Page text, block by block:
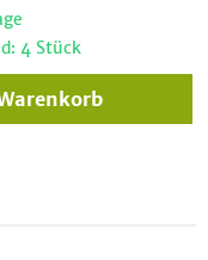
4 Stück